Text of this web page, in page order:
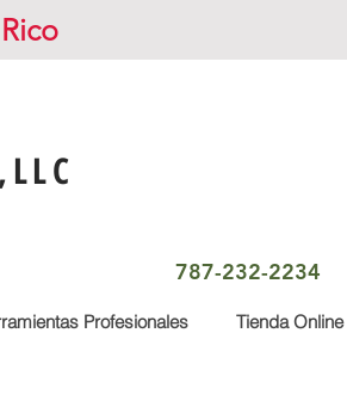
787-232-2234
Profesionales Tienda Online